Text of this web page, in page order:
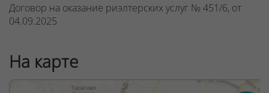
Договор на оказание риэлтерских услуг № 451/6, от
04.09.2025
На карте